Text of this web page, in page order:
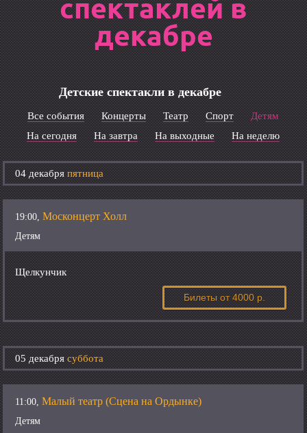
спектаклей в
декабре
Детские спектакли в декабре
Все события Концерты Театр Спорт
Детям
На сегодня
На завтра На выходные На неделю
04 декабряпятница
19:00,Москонцерт Холл
Детям
Щелкунчик
Билеты от 4000 р.
05 декабрясуббота
11:00,Малый театр (Сцена на Ордынке)
Детям